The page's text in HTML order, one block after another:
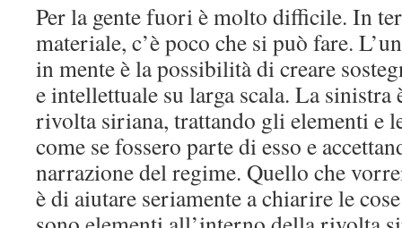
Per la gente fuori è molto difficile. In
materiale, c’è poco che si può fare.
in mente è la possibilità di creare
e intellettuale su larga scala. La
rivolta siriana, trattando gli elementi e
come se fossero parte di esso e
narrazione del regime. Quello che
è di aiutare seriamente a chiarire le